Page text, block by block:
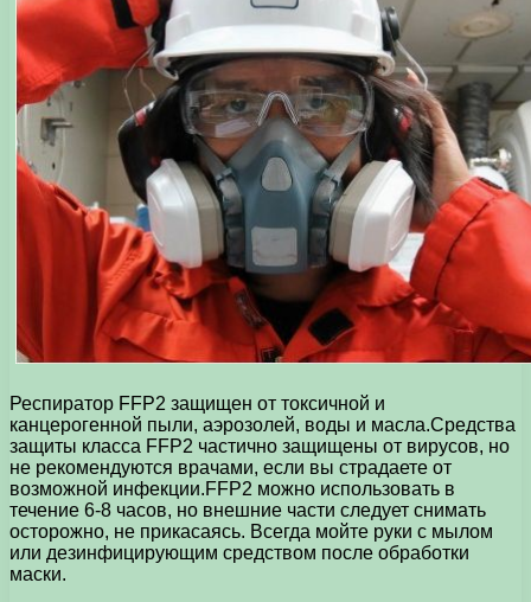
Респиратор FFP2 защищен от токсичной и
канцерогенной пыли, аэрозолей, воды и масла.Средства
защиты класса FFP2 частично защищены от вирусов, но
не рекомендуются врачами, если вы страдаете от
возможной инфекции.FFP2 можно использовать в
течение 6-8 часов, но внешние части следует снимать
осторожно, не прикасаясь. Всегда мойте руки с мылом
или дезинфицирующим средством после обработки
маски.